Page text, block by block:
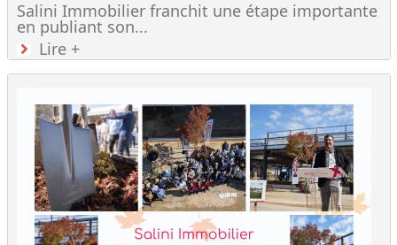
Salini Immobilier franchit une étape importante
en publiant son...
Lire +